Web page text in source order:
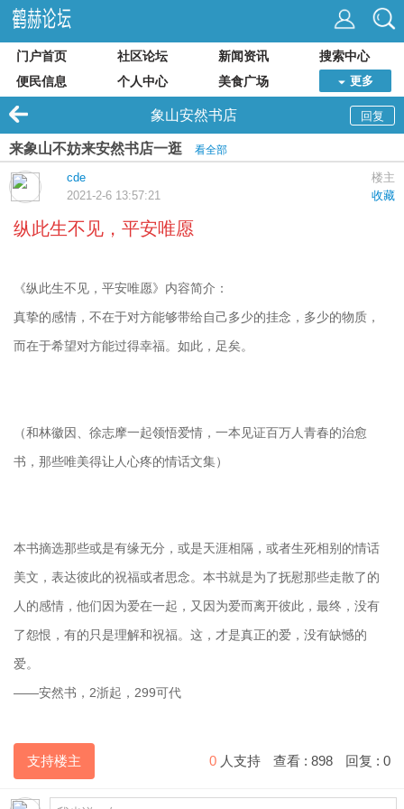
门户首页 社区论坛 新闻资讯
搜索中心
便民信息
个人中心 美食广场 更多
回复
象山安然书店
来象山不妨来安然书店一逛 看全部
楼主
cde
收藏
2021-2-6 13:57:21
纵此生不见，平安唯愿
《纵此生不见，平安唯愿》内容简介：
真挚的感情，不在于对方能够带给自己多少的挂念，多少的物质，
而在于希望对方能过得幸福。如此，足矣。
（和林徽因、徐志摩一起领悟爱情，一本见证百万人青春的治愈
书，那些唯美得让人心疼的情话文集）
本书摘选那些或是有缘无分，或是天涯相隔，或者生死相别的情话
美文，表达彼此的祝福或者思念。本书就是为了抚慰那些走散了的
人的感情，他们因为爱在一起，又因为爱而离开彼此，最终，没有
了怨恨，有的只是理解和祝福。这，才是真正的爱，没有缺憾的
爱。
——安然书，2浙起，299可代
支持楼主 0 人支持 查看 : 898 回复 : 0